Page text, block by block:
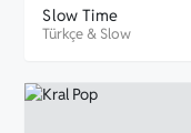
Slow Time
Türkçe& Slow